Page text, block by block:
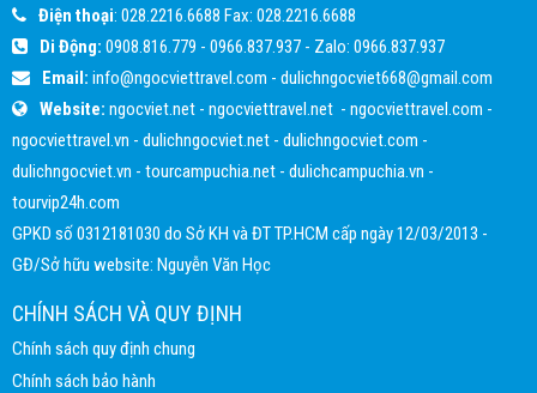
Điện thoại: 028.2216.6688 Fax: 028.2216.6688
Di Động: 0908.816.779 - 0966.837.937 - Zalo: 0966.837.937
Email: info@ngocviettravel.com - dulichngocviet668@gmail.com
Website: ngocviet.net - ngocviettravel.net - ngocviettravel.com -
ngocviettravel.vn - dulichngocviet.net - dulichngocviet.com -
dulichngocviet.vn - tourcampuchia.net - dulichcampuchia.vn -
tourvip24h.com
GPKD số 0312181030 do Sở KH và ĐT TP.HCM cấp ngày 12/03/2013 -
GĐ/Sở hữu website: Nguyễn Văn Học
CHÍNH SÁCH VÀ QUY ĐỊNH
Chính sách quy định chung
Chính sách bảo hành